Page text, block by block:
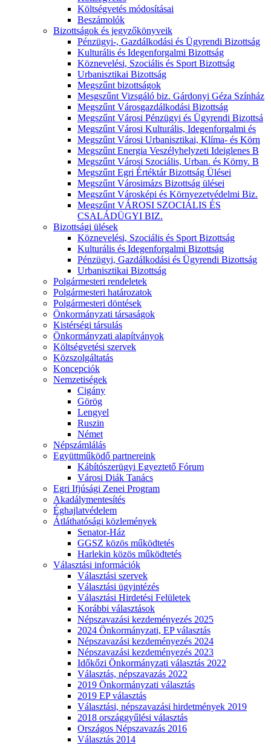
Költségvetés módosításai
Beszámolók
Bizottságok és jegyzőkönyveik
Pénzügyi-, Gazdálkodási és Ügyrendi Bizottság
Kulturális és Idegenforgalmi Bizottság
Köznevelési, Szociális és Sport Bizottság
Urbanisztikai Bizottság
Megszűnt bizottságok
Mesgszűnt Vizsgáló biz. Gárdonyi Géza Színház
Megszűnt Városgazdálkodási Bizottság
Megszűnt Városi Pénzügyi és Ügyrendi Bizottsá
Megszűnt Városi Kulturális, Idegenforgalmi és
Megszűnt Városi Urbanisztikai, Klíma- és Körn
Megszűnt Energia Veszélyhelyzeti Ideiglenes B
Megszűnt Városi Szociális, Urban. és Körny. B
Megszűnt Egri Értéktár Bizottság Ülései
Megszűnt Városimázs Bizottság ülései
Megszűnt Városképi és Környezetvédelmi Biz.
Megszűnt VÁROSI SZOCIÁLIS ÉS
CSALÁDÜGYI BIZ.
Bizottsági ülések
Köznevelési, Szociális és Sport Bizottság
Kulturális és Idegenforgalmi Bizottság
Pénzügyi, Gazdálkodási és Ügyrendi Bizottság
Urbanisztikai Bizottság
Polgármesteri rendeletek
Polgármesteri határozatok
Polgármesteri döntések
Önkormányzati társaságok
Kistérségi társulás
Önkormányzati alapítványok
Költségvetési szervek
Közszolgáltatás
Koncepciók
Nemzetiségek
Cigány
Görög
Lengyel
Ruszin
Német
Népszámlálás
Együttműködő partnereink
Kábítószerügyi Egyeztető Fórum
Városi Diák Tanács
Egri Ifjúsági Zenei Program
Akadálymentesítés
Éghajlatvédelem
Átláthatósági közlemények
Senator-Ház
GGSZ közös működtetés
Harlekin közös működtetés
Választási információk
Választási szervek
Választási ügyintézés
Választási Hirdetési Felületek
Korábbi választások
Népszavazási kezdeményezés 2025
2024 Önkormányzati, EP választás
Népszavazási kezdeményezés 2024
Népszavazási kezdeményezés 2023
Időkőzi Önkormányzati választás 2022
Választás, népszavazás 2022
2019 Önkormányzati választás
2019 EP választás
Választási, népszavazási hirdetmények 2019
2018 országgyűlési választás
Országos Népszavazás 2016
Választás 2014